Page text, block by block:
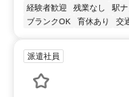
経験者歓迎
残業なし 駅ナ
ブランクOK
育休あり 交
派遣社員